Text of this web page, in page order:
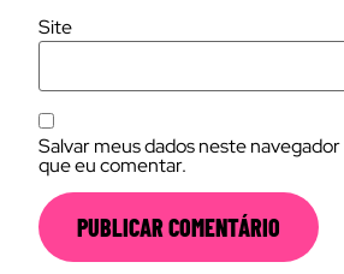
Site
Salvar meus dados neste
que eu comentar.